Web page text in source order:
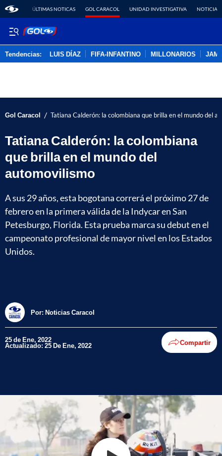
ÚLTIMAS NOTICAS GOL CARACOL UNIDAD INVESTIGATIVA NOTICIAS
Tendencias: LUIS DÍAZ FIFA-INFANTINO MILLONARIOS
Gol Caracol / Tatiana Calderón: la colombiana que brilla en el mundo del
Tatiana Calderón: la colombiana
que brilla en el mundo del
automovilismo
A sus 29 años, esta bogotana correrá el próximo 27 de
febrero en la primera válida de la Indycar en San
Petesburgo, Florida. Esta prueba marca su debut en el
campeonato profesional de mayor nivel en los Estados
Unidos.
Por: Noticias Caracol
25 de Ene, 2022
Actualizado: 25 De Ene, 2022 Compartir